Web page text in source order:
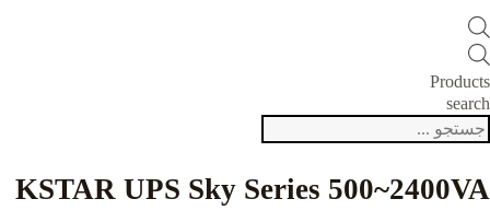
Products
search
KSTAR UPS Sky Series 500~2400VA